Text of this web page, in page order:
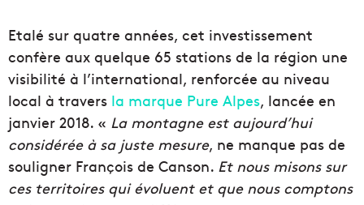
Etalé sur quatre années, cet investissement
confère aux quelque 65 stations de la région une
visibilité à l’international, renforcée au niveau
local à travers la marque Pure Alpes, lancée en
janvier 2018. « La montagne est aujourd’hui
considérée à sa juste mesure, ne manque pas de
souligner François de Canson. Et nous misons sur
ces territoires qui évoluent et que nous comptons